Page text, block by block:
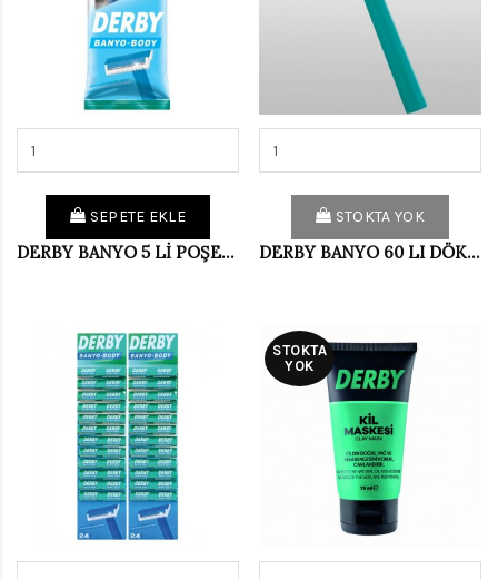
SEPETE EKLE
DERBY BANYO 5 Lİ POŞET (PKT 14 LÜ)
STOKTA YOK
DERBY BANYO 60 LI DÖKME
STOKTA
YOK